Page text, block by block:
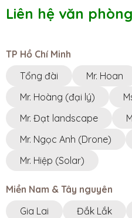
Liên hệ văn
TP Hồ Chí Minh
Tổng đài
Mr. Hoan
Mr. Hoàng (đại lý)
Mr. Đạt landscape
Mr. Ngọc Anh (Drone)
Mr. Hiệp (Solar)
Miền Nam & Tây nguyên
Gia Lai
Đắk Lắk